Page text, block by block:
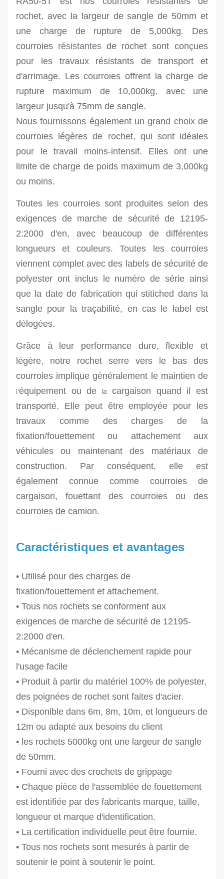
rochet, avec la largeur de sangle de 50mm et
une charge de rupture de 5,000kg. Des
courroies résistantes de rochetsont conçues
pour les travaux résistants de transport et
d'arrimage. Les courroies offrent la charge de
rupture maximum de 10,000kg, avec une
largeur jusqu'à 75mm de sangle.
Nous fournissons également un grand choix de
courroies légères de rochet, qui sont idéales
pour le travail moins-intensif. Elles ont une
limite de charge de poids maximum de 3,000kg
ou moins.
Toutes les courroies sont produites selon des
exigences de marche de sécurité de 12195-
2:2000 d'en, avec beaucoup de différentes
longueurs et couleurs.Toutes les courroies
viennent complet avec des labels de sécurité de
polyester ont inclus le numéro de série ainsi
que la date de fabrication qui stitiched dans la
sangle pour la traçabilité, en cas le label est
délogées.
Grâce à leur performance dure, flexible et
légère, notre rochet serre vers le bas des
courroies implique généralement le maintien de
l'équipement ou de la cargaison quand il est
transporté. Elle peut être employée pour les
travaux comme des charges de la
fixation/fouettement ou attachement aux
véhicules ou maintenant des matériaux de
construction. Par conséquent, elle est
également connue comme courroies de
cargaison, fouettant des courroies ou des
courroies de camion.
Caractéristiques et avantages
• Utilisé pour des charges de
fixation/fouettement et attachement.
• Tous nos rochets se conforment aux
exigences de marche de sécurité de 12195-
2:2000 d'en.
• Mécanisme de déclenchement rapide pour
l'usage facile
• Produit à partir du matériel 100% de polyester,
des poignées de rochet sont faites d'acier.
• Disponible dans 6m, 8m, 10m, et longueurs de
12m ou adapté aux besoins du client
• les rochets 5000kg ont une largeur de sangle
de 50mm.
• Fourni avec des crochets de grippage
• Chaque pièce de l'assemblée de fouettement
est identifiée par des fabricants marque, taille,
longueur et marque d'identification.
• La certification individuelle peut être fournie.
• Tous nos rochets sont mesurés à partir de
soutenir le point à soutenir le point.